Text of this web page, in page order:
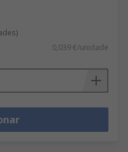
0,039 €/unidade